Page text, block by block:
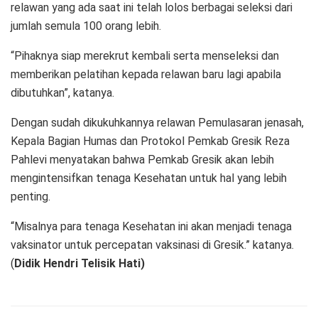
relawan yang ada saat ini telah lolos berbagai seleksi dari
jumlah semula 100 orang lebih.
“Pihaknya siap merekrut kembali serta menseleksi dan
memberikan pelatihan kepada relawan baru lagi apabila
dibutuhkan”, katanya.
Dengan sudah dikukuhkannya relawan Pemulasaran jenasah,
Kepala Bagian Humas dan Protokol Pemkab Gresik Reza
Pahlevi menyatakan bahwa Pemkab Gresik akan lebih
mengintensifkan tenaga Kesehatan untuk hal yang lebih
penting.
“Misalnya para tenaga Kesehatan ini akan menjadi tenaga
vaksinator untuk percepatan vaksinasi di Gresik.” katanya.
( Didik Hendri Telisik Hati)